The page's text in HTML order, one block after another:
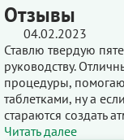
Отзывы
04.02.2023
Ставлю твердую
руководству.
процедуры,
таблетками, ну а
стараются создать
Читать далее